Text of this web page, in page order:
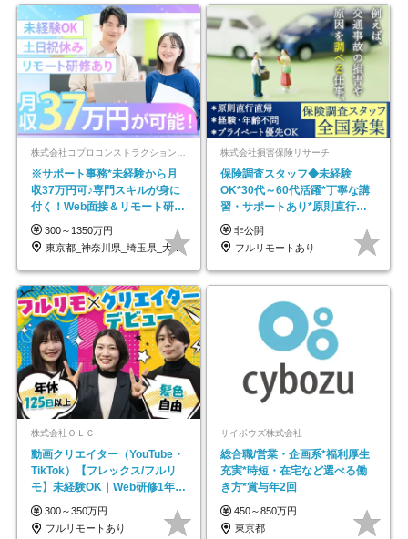
※サポート事務*未経験から月
収37万円可♪専門スキルが身に
付く！Web面接＆リモート研修
も充実♪/a
300～1350万円
東京都_神奈川県_埼玉県_大阪府_愛知県…
株式会社損害保険リサーチ
保険調査スタッフ◆未経験
OK*30代～60代活躍*丁寧な講
習・サポートあり*原則直行直
帰／全国募集・業務委託
非公開
フルリモートあり
株式会社ＯＬＣ
動画クリエイター（YouTube・
TikTok）【フレックス/フルリ
モ】未経験OK｜Web研修1年間
｜副業OK
300～350万円
フルリモートあり
サイボウズ株式会社
総合職/営業・企画系*福利厚生
充実*時短・在宅など選べる働
き方*賞与年2回
450～850万円
東京都